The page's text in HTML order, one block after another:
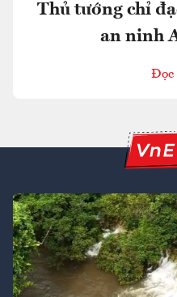
Thủ tướng chỉ
an ninh
Đọc